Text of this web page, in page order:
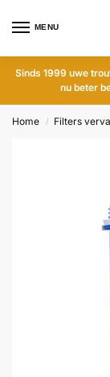
MENU
Sinds 1999 uwe
nu beter
Home / Filters